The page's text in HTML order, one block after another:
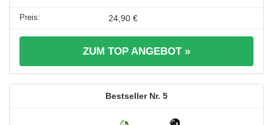
24,90 €
ZUM TOP ANGEBOT »
5